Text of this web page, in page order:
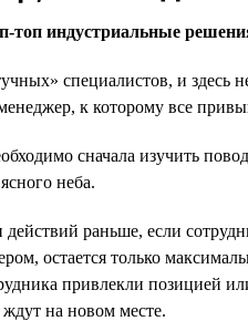
топ индустриальные
специалистов, и здесь
к которому все
сначала изучить
неба.
раньше, если
остается только
привлекли
ждут на новом месте.